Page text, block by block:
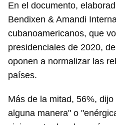
En el documento,
Bendixen & Amandi
cubanoamericanos, que
presidenciales de 2020,
oponen a normalizar las
países.
Más de la mitad, 56%,
alguna manera" o